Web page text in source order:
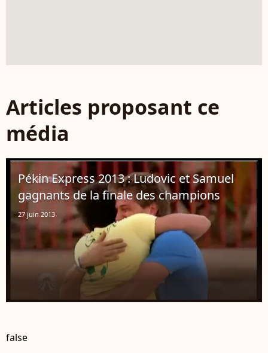
Articles proposant ce
média
Pékin Express 2013 : Ludovic et Samuel
gagnants de la finale des champions
27 juin 2013
false